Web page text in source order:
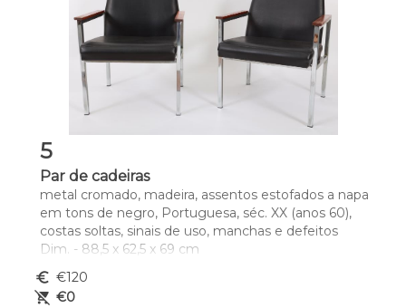
5
Par de cadeiras
metal cromado, madeira, assentos estofados a napa
em tons de negro, Portuguesa, séc. XX (anos 60),
costas soltas, sinais de uso, manchas e defeitos
Dim. - 88,5 x 62,5 x 69 cm
euro_symbol €120
remove_shopping_cart €0